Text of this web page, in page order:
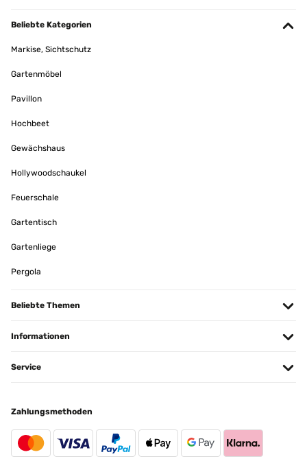
Beliebte Kategorien
Markise, Sichtschutz
Gartenmöbel
Pavillon
Hochbeet
Gewächshaus
Hollywoodschaukel
Feuerschale
Gartentisch
Gartenliege
Pergola
Beliebte Themen
Informationen
Service
Zahlungsmethoden